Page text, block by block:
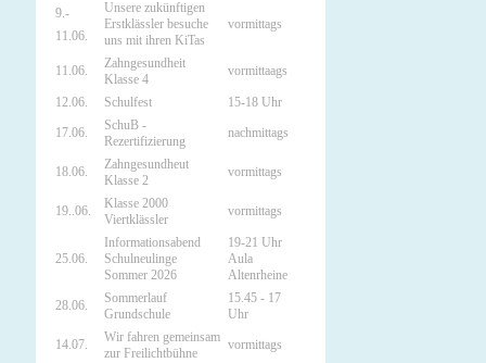
9.-
11.06.
Unsere zukünftigen
Erstklässler besuche
uns mit ihren KiTas
vormittags
11.06.
Zahngesundheit
Klasse 4
vormittaags
12.06. Schulfest 15-18 Uhr
17.06.
SchuB -
Rezertifizierung
nachmittags
18.06.
Zahngesundheut
Klasse 2
vormittags
19..06.
Klasse 2000
Viertklässler
vormittags
25.06.
Informationsabend
Schulneulinge
Sommer 2026
19-21 Uhr
Aula
Altenrheine
28.06.
Sommerlauf
Grundschule
15.45 - 17
Uhr
14.07.
Wir fahren gemeinsam
zur Freilichtbühne
vormittags